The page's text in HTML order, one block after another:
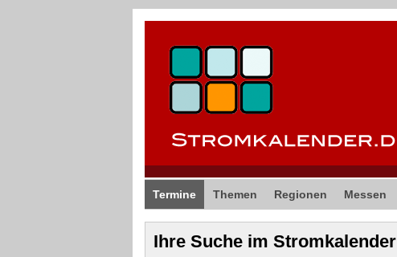
Termine Themen Regionen Messen
Ihre Suche im Stromkalender